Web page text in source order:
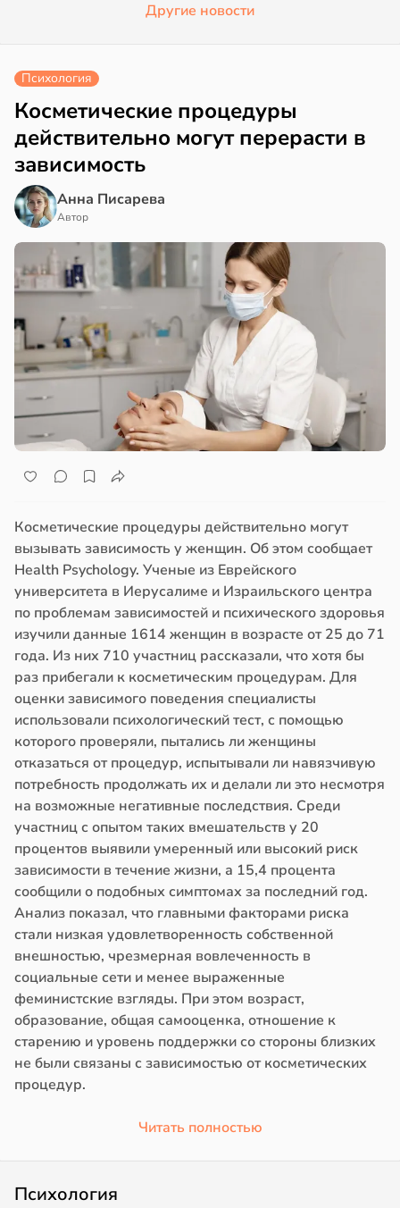
Другие новости
Психология
Косметические процедуры
действительно могут перерасти в
зависимость
Анна Писарева
Автор
Косметические процедуры действительно могут
вызывать зависимость у женщин. Об этом сообщает
Health Psychology. Ученые из Еврейского
университета в Иерусалиме и Израильского центра
по проблемам зависимостей и психического здоровья
изучили данные 1614 женщин в возрасте от 25 до 71
года. Из них 710 участниц рассказали, что хотя бы
раз прибегали к косметическим процедурам. Для
оценки зависимого поведения специалисты
использовали психологический тест, с помощью
которого проверяли, пытались ли женщины
отказаться от процедур, испытывали ли навязчивую
потребность продолжать их и делали ли это несмотря
на возможные негативные последствия. Среди
участниц с опытом таких вмешательств у 20
процентов выявили умеренный или высокий риск
зависимости в течение жизни, а 15,4 процента
сообщили о подобных симптомах за последний год.
Анализ показал, что главными факторами риска
стали низкая удовлетворенность собственной
внешностью, чрезмерная вовлеченность в
социальные сети и менее выраженные
феминистские взгляды. При этом возраст,
образование, общая самооценка, отношение к
старению и уровень поддержки со стороны близких
не были связаны с зависимостью от косметических
процедур.
Читать полностью
Психология